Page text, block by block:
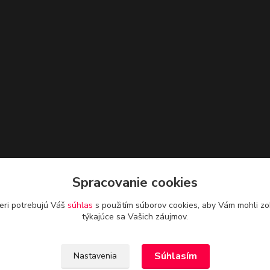
Spracovanie cookies
potrebujú Váš súhlas s použitím súborov cookies, aby Vám mohli
týkajúce sa Vašich záujmov.
Nastavenia Súhlasím